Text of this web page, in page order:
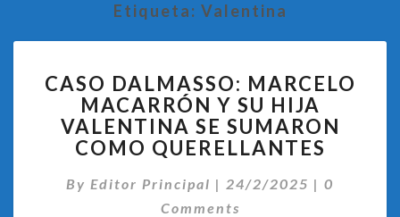
Etiqueta: Valentina
DALMASSO:
MARCELO
MACARRÓN
Y
HIJA
VALENTINA
CASO DALMASSO: MARCELO
MACARRÓN Y SU HIJA
VALENTINA SE SUMARON
COMO QUERELLANTES
By Editor Principal | 24/2/2025 | 0
Comments